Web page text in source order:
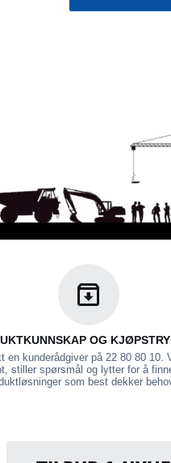
OG
en kunderådgiver på 22 80 80 10.
stiller spørsmål og lytter for å
som best dekker